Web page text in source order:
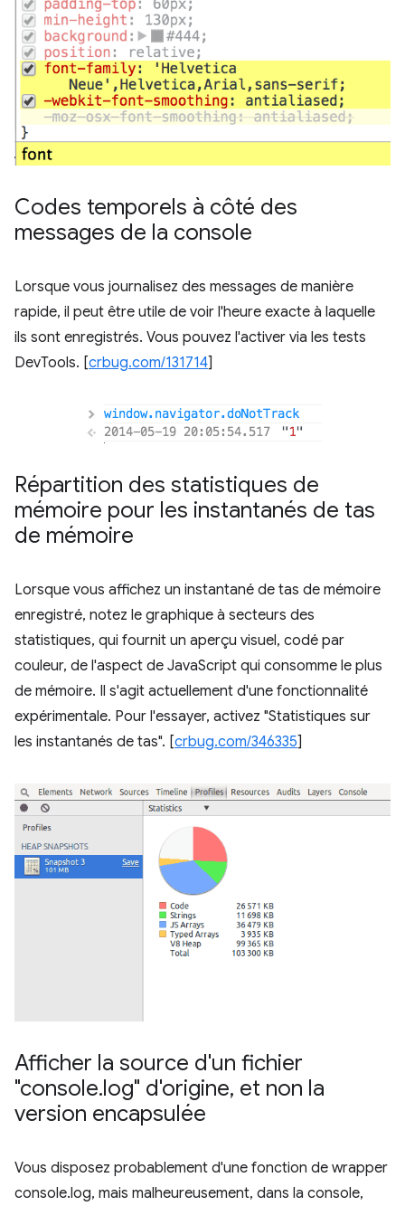
Codes temporels à côté des
messages de la console
Lorsque vous journalisez des messages de manière
rapide, il peut être utile de voir l'heure exacte à laquelle
ils sont enregistrés. Vous pouvez l'activer via les tests
DevTools. [crbug.com/131714]
Répartition des statistiques de
mémoire pour les instantanés de tas
de mémoire
Lorsque vous affichez un instantané de tas de mémoire
enregistré, notez le graphique à secteurs des
statistiques, qui fournit un aperçu visuel, codé par
couleur, de l'aspect de JavaScript qui consomme le plus
de mémoire. Il s'agit actuellement d'une fonctionnalité
expérimentale. Pour l'essayer, activez "Statistiques sur
les instantanés de tas". [crbug.com/346335]
Afficher la source d'un fichier
"console.log" d'origine, et non la
version encapsulée
Vous disposez probablement d'une fonction de wrapper
console.log, mais malheureusement, dans la console,